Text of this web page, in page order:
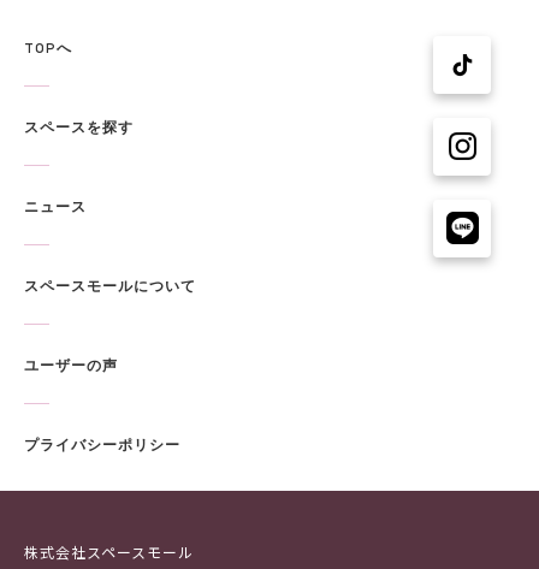
TOPへ
スペースを探す
ニュース
スペースモールについて
ユーザーの声
プライバシーポリシー
株式会社スペースモール